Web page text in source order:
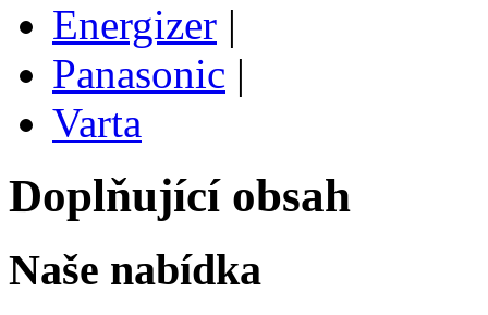
Energizer |
Panasonic |
Varta
Doplňující obsah
Naše nabídka